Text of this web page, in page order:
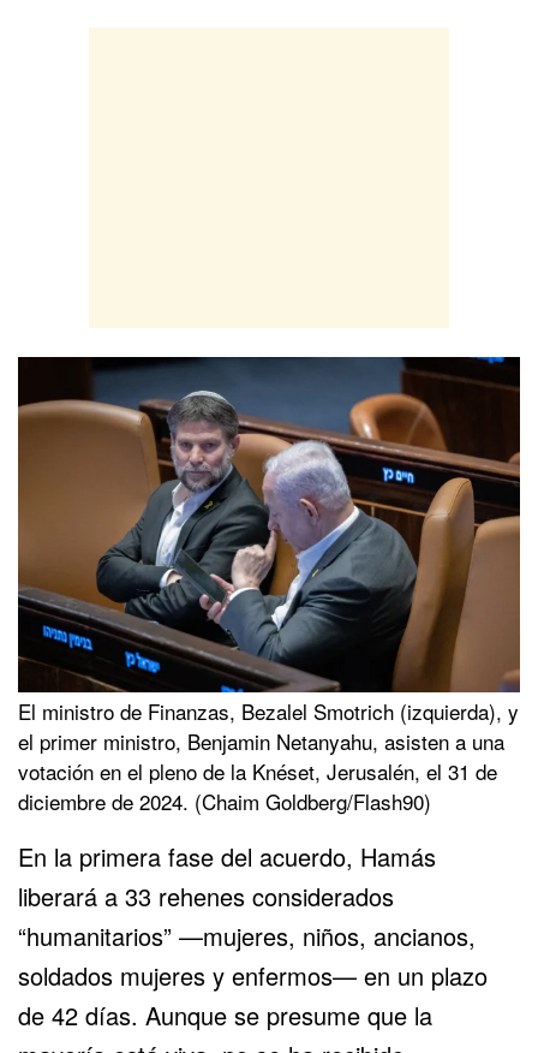
El ministro de Finanzas, Bezalel Smotrich (izquierda), y
el primer ministro, Benjamin Netanyahu, asisten a una
votación en el pleno de la Knéset, Jerusalén, el 31 de
diciembre de 2024. (Chaim Goldberg/Flash90)
En la primera fase del acuerdo, Hamás
liberará a 33 rehenes considerados
“humanitarios” —mujeres, niños, ancianos,
soldados mujeres y enfermos— en un plazo
de 42 días. Aunque se presume que la